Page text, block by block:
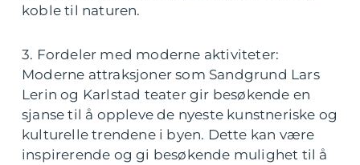
koble til naturen.
3. Fordeler med moderne aktiviteter:
Moderne attraksjoner som Sandgrund Lars
Lerin og Karlstad teater gir besøkende en
sjanse til å oppleve de nyeste kunstneriske og
kulturelle trendene i byen. Dette kan være
inspirerende og gi besøkende mulighet til å